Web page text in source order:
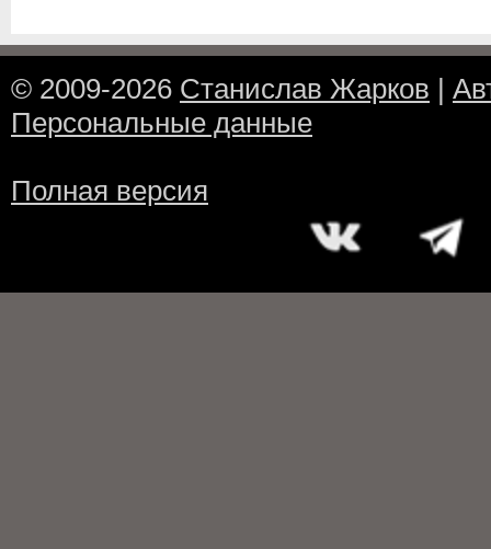
© 2009-2026 Станислав Жарков |
Персональные данные
Полная версия